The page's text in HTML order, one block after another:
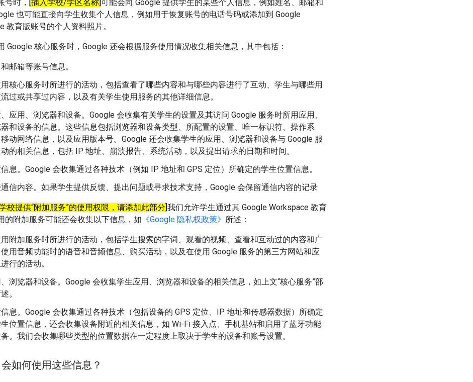
号时， [插入学校/学区名称]可能会向 Google 提供学生的某些个人信息，例如姓名、邮箱和
也可能直接向学生收集个人信息，例如用于恢复账号的电话号码或添加到 Google
教育版账号的个人资料照片。
Google 核心服务时，Google 还会根据服务使用情况收集相关信息，其中包括：
邮箱等账号信息。
核心服务时所进行的活动，包括查看了哪些内容和与哪些内容进行了互动、学生与哪些用
流过或共享过内容，以及有关学生使用服务的其他详细信息。
应用、浏览器和设备。Google 会收集有关学生的设置及其访问 Google 服务时所用应用、
和设备的信息。这些信息包括浏览器和设备类型、所配置的设置、唯一标识符、操作系
动网络信息，以及应用版本号。Google 还会收集学生的应用、浏览器和设备与 Google 服
的相关信息，包括 IP 地址、崩溃报告、系统活动，以及提出请求的日期和时间。
息。Google 会收集通过各种技术（例如 IP 地址和 GPS 定位）所确定的学生位置信息。
信内容。如果学生提供反馈、提出问题或寻求技术支持，Google 会保留通信内容的记录
校提供“附加服务”的使用权限，请添加此部分]我们允许学生通过其 Google Workspace 教育
的附加服务可能还会收集以下信息，如 《Google 隐私权政策》 所述：
附加服务时所进行的活动，包括学生搜索的字词、观看的视频、查看和互动过的内容和广
用音频功能时的语音和音频信息、购买活动，以及在使用 Google 服务的第三方网站和应
行的活动。
浏览器和设备。Google 会收集学生应用、浏览器和设备的相关信息，如上文“核心服务”部
。
息。Google 会收集通过各种技术（包括设备的 GPS 定位、IP 地址和传感器数据）所确定
位置信息，还会收集设备附近的相关信息，如 Wi-Fi 接入点、手机基站和启用了蓝牙功能
。我们会收集哪些类型的位置数据在一定程度上取决于学生的设备和账号设置。
如何使用这些信息？